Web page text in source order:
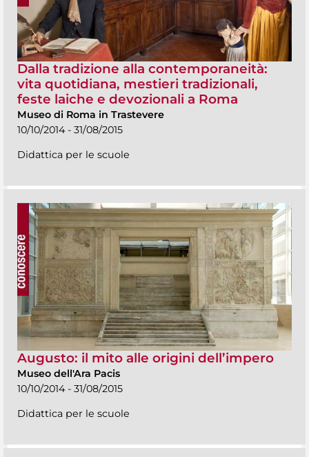
Dalla tradizione alla contemporaneità:
vita quotidiana, mestieri tradizionali,
feste laiche e devozionali a Roma
Museo di Roma in Trastevere
10/10/2014 - 31/08/2015
Didattica per le scuole
Augusto: il mito alle origini dell’impero
Museo dell'Ara Pacis
10/10/2014 - 31/08/2015
Didattica per le scuole